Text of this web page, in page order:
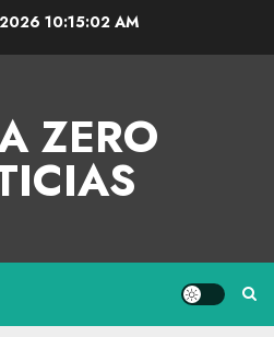
10:15:03 AM
ZERO